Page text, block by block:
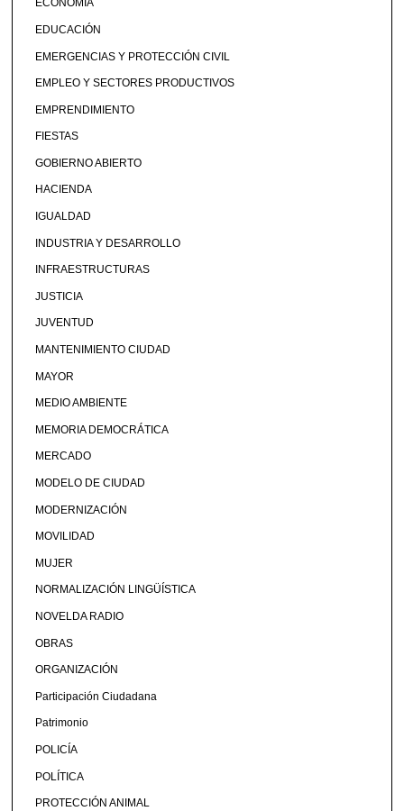
ECONOMÍA
EDUCACIÓN
EMERGENCIAS Y PROTECCIÓN CIVIL
EMPLEO Y SECTORES PRODUCTIVOS
EMPRENDIMIENTO
FIESTAS
GOBIERNO ABIERTO
HACIENDA
IGUALDAD
INDUSTRIA Y DESARROLLO
INFRAESTRUCTURAS
JUSTICIA
JUVENTUD
MANTENIMIENTO CIUDAD
MAYOR
MEDIO AMBIENTE
MEMORIA DEMOCRÁTICA
MERCADO
MODELO DE CIUDAD
MODERNIZACIÓN
MOVILIDAD
MUJER
NORMALIZACIÓN LINGÜÍSTICA
NOVELDA RADIO
OBRAS
ORGANIZACIÓN
Participación Ciudadana
Patrimonio
POLICÍA
POLÍTICA
PROTECCIÓN ANIMAL